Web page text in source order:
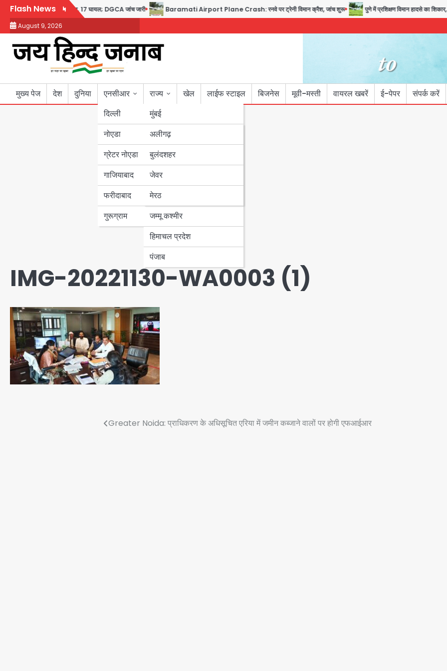
Skip
content
Flash News
का डोप टेस्ट पॉजिटिव, 17 घायल; DGCA जांच जारी Baramati Airport Plane Crash: रनवे पर ट्रेनी विमान क्रैश, जांच शुरू पुणे में प्रशिक्षण विमान हादसे का शिकार,
August 9, 2026
मुख्य पेज देश दुनिया
एनसीआर
दिल्ली
नोएडा
ग्रेटर नोएडा
गाजियाबाद
फरीदाबाद
गुरूग्राम
राज्य
मुंबई
उत्तर प्रदेश
अलीगढ़
बुलंदशहर
जेवर
मेरठ
बिहार
पंजाब
हरियाणा
जम्मू कश्मीर
हिमाचल प्रदेश
पंजाब
खेल लाईफ स्टाइल बिजनेस मूवी-मस्ती वायरल खबरें ई-पेपर संपर्क करें
IMG-20221130-WA0003 (1)
Greater Noida: प्राधिकरण के अधिसूचित एरिया में जमीन कब्जाने वालों पर होगी एफआईआर